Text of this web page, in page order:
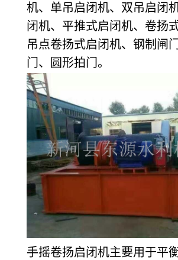
机、单吊启闭机、双吊启闭
闭机、平推式启闭机、卷扬
吊点卷扬式启闭机、钢制闸
门、圆形拍门。
手摇卷扬启闭机主要用于平